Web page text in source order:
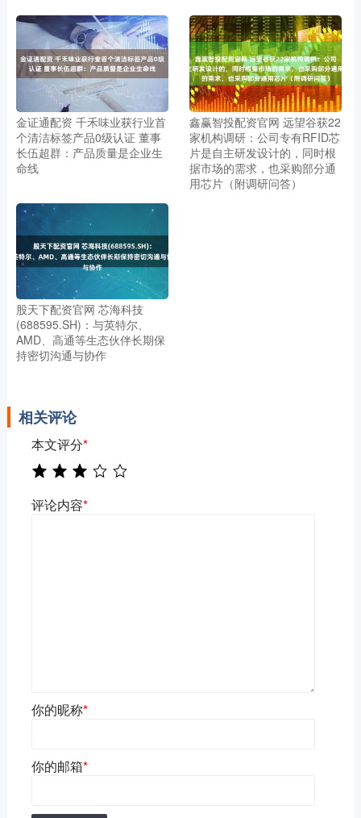
金证通配资 千禾味业获行业首
个清洁标签产品0级认证 董事
长伍超群：产品质量是企业生
命线
鑫赢智投配资官网 远望谷获22
家机构调研：公司专有RFID芯
片是自主研发设计的，同时根
据市场的需求，也采购部分通
用芯片（附调研问答）
股天下配资官网 芯海科技
(688595.SH)：与英特尔、
AMD、高通等生态伙伴长期保
持密切沟通与协作
相关评论
本文评分*
评论内容*
你的昵称*
你的邮箱*